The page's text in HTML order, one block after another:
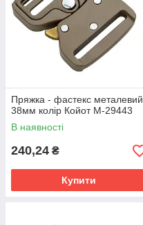
Пряжка - фастекс металевий
38мм колір Койот М-29443
В наявності
240,24 ₴
Купити